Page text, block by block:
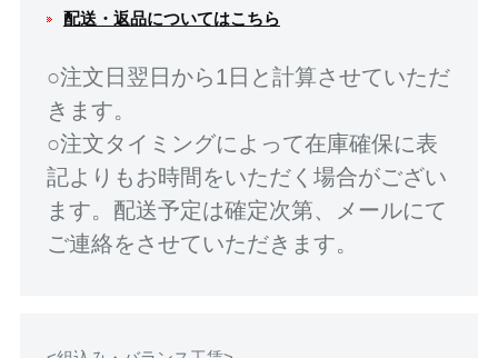
配送・返品についてはこちら
○注文日翌日から1日と計算させていただ
きます。
○注文タイミングによって在庫確保に表
記よりもお時間をいただく場合がござい
ます。配送予定は確定次第、メールにて
ご連絡をさせていただきます。